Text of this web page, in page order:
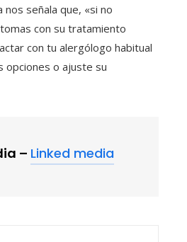
señala que, «si no
con su tratamiento
con tu alergólogo habitual
opciones o ajuste su
– Linked media